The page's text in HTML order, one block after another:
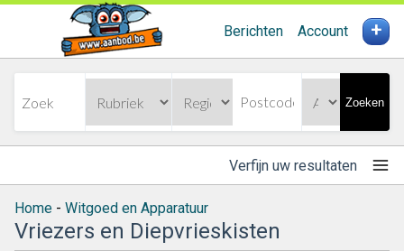
Berichten Account +
Zoeken
Verfijn uw resultaten
Home - Witgoed en Apparatuur
Vriezers en Diepvrieskisten